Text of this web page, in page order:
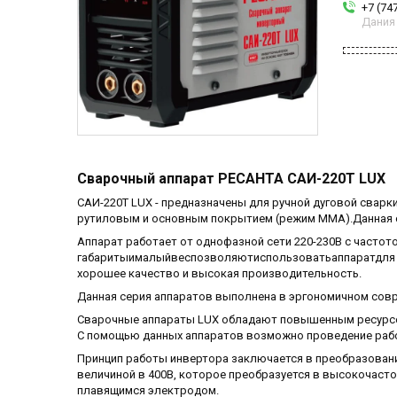
+7
Дания
Сварочный аппарат РЕСАНТА САИ-220T LUX
САИ-220T LUX - предназначены для ручной дуговой
рутиловым и основным покрытием (режим ММА).Данная
Аппарат работает от однофазной сети 220-230В с
хорошее качество и высокая производительность.
Данная серия аппаратов выполнена в эргономичном
Сварочные аппараты LUX обладают повышенным
С помощью данных аппаратов возможно проведение
Принцип работы инвертора заключается в
величиной в 400В, которое преобразуется в
плавящимся электродом.